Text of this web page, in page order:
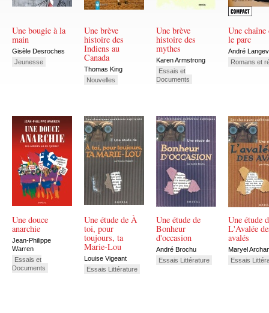
Une bougie à la
main
Gisèle Desroches
Jeunesse
Une brève
histoire des
Indiens au
Canada
Thomas King
Nouvelles
Une brève
histoire des
mythes
Karen Armstrong
Essais et
Documents
Une chaîne
le parc
André
Romans et
Une douce
anarchie
Jean-Philippe
Warren
Essais et
Documents
Une étude de À
toi, pour
toujours, ta
Marie-Lou
Louise Vigeant
Essais Littérature
Une étude de
Bonheur
d'occasion
André Brochu
Essais Littérature
Une étude
L'Avalée
avalés
Maryel
Essais